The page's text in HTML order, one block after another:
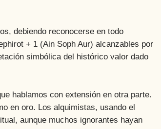
debiendo reconocerse en todo
+ 1 (Ain Soph Aur) alcanzables por
simbólica del histórico valor dado
con extensión en otra parte.
en oro. Los alquimistas, usando el
aunque muchos ignorantes hayan